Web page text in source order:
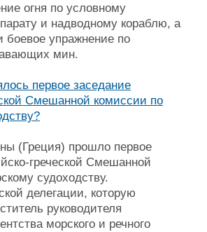
огня по условному
и надводному кораблю, а
боевое упражнение по
мин.
первое заседание
Смешанной комиссии по
(Греция) прошло первое
греческой Смешанной
судоходству.
делегации, которую
руководителя
морского и речного